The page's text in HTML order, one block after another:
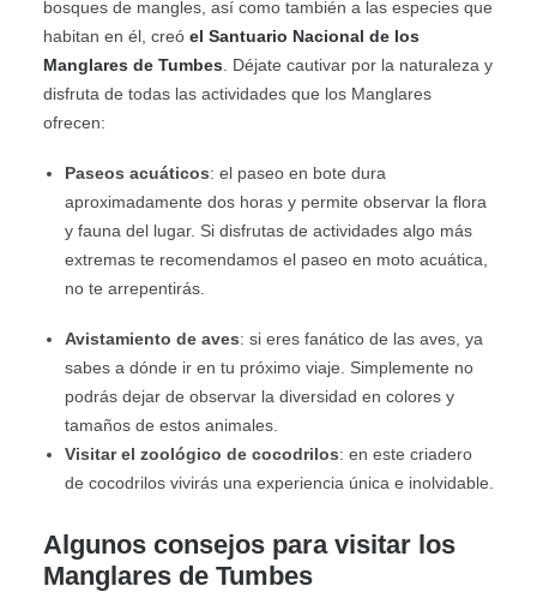
bosques de mangles, así como también a las especies que
habitan en él, creó el Santuario Nacional de los
Manglares de Tumbes. Déjate cautivar por la naturaleza y
disfruta de todas las actividades que los Manglares
ofrecen:
Paseos acuáticos: el paseo en bote dura
aproximadamente dos horas y permite observar la flora
y fauna del lugar. Si disfrutas de actividades algo más
extremas te recomendamos el paseo en moto acuática,
no te arrepentirás.
Avistamiento de aves: si eres fanático de las aves, ya
sabes a dónde ir en tu próximo viaje. Simplemente no
podrás dejar de observar la diversidad en colores y
tamaños de estos animales.
Visitar el zoológico de cocodrilos: en este criadero
de cocodrilos vivirás una experiencia única e inolvidable.
Algunos consejos para visitar los
Manglares de Tumbes